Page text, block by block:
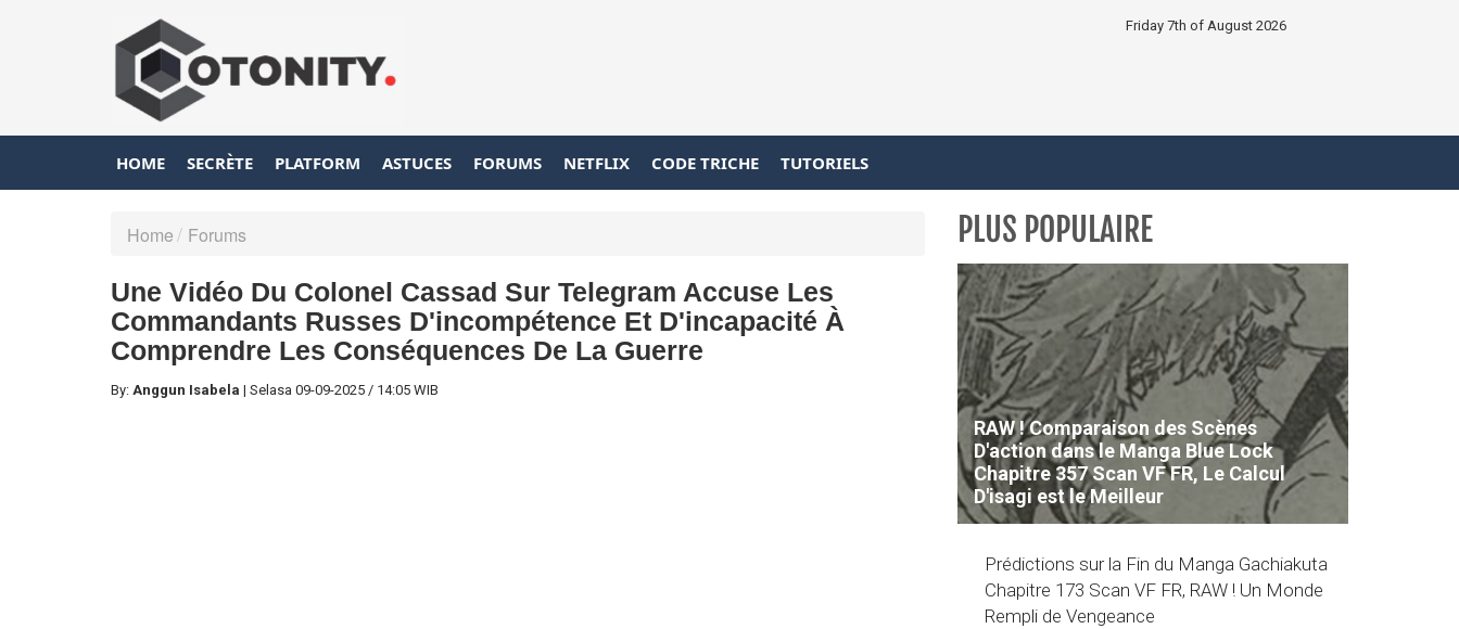
Friday 7th of August 2026
HOME SECRÈTE PLATFORM ASTUCES FORUMS NETFLIX CODE TRICHE TUTORIELS
Home Forums
Une Vidéo Du Colonel Cassad Sur Telegram Accuse Les
Commandants Russes D'incompétence Et D'incapacité À
Comprendre Les Conséquences De La Guerre
By: Anggun Isabela | Selasa 09-09-2025 / 14:05 WIB
PLUS POPULAIRE
RAW ! Comparaison des Scènes
D'action dans le Manga Blue Lock
Chapitre 357 Scan VF FR, Le Calcul
D'isagi est le Meilleur
Prédictions sur la Fin du Manga Gachiakuta
Chapitre 173 Scan VF FR, RAW ! Un Monde
Rempli de Vengeance